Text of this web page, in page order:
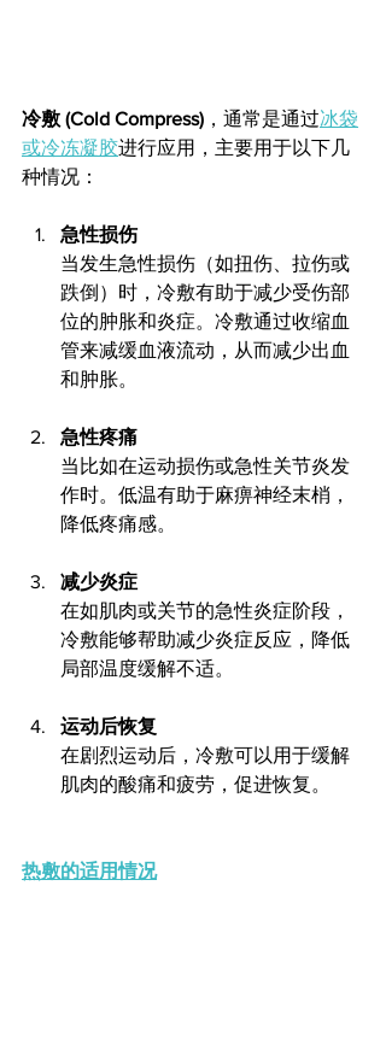
冷敷 (Cold Compress) ，通常是通过冰袋
或冷冻凝胶进行应用，主要用于以下几
种情况：
急性损伤
当发生急性损伤（如扭伤、拉伤或
跌倒）时，冷敷有助于减少受伤部
位的肿胀和炎症。冷敷通过收缩血
管来减缓血液流动，从而减少出血
和肿胀。
急性疼痛
当比如在运动损伤或急性关节炎发
作时。低温有助于麻痹神经末梢，
降低疼痛感。
减少炎症
在如肌肉或关节的急性炎症阶段，
冷敷能够帮助减少炎症反应，降低
局部温度缓解不适。
运动后恢复
在剧烈运动后，冷敷可以用于缓解
肌肉的酸痛和疲劳，促进恢复。
热敷的适用情况